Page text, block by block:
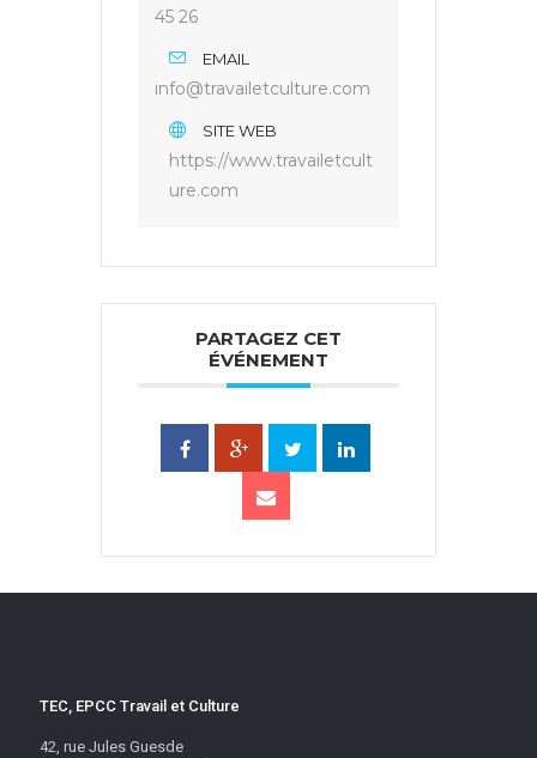
45 26
EMAIL
info@travailetculture.com
SITE WEB
https://www.travailetcult
ure.com
PARTAGEZ CET
ÉVÉNEMENT
TEC, EPCC Travail et Culture
42, rue Jules Guesde